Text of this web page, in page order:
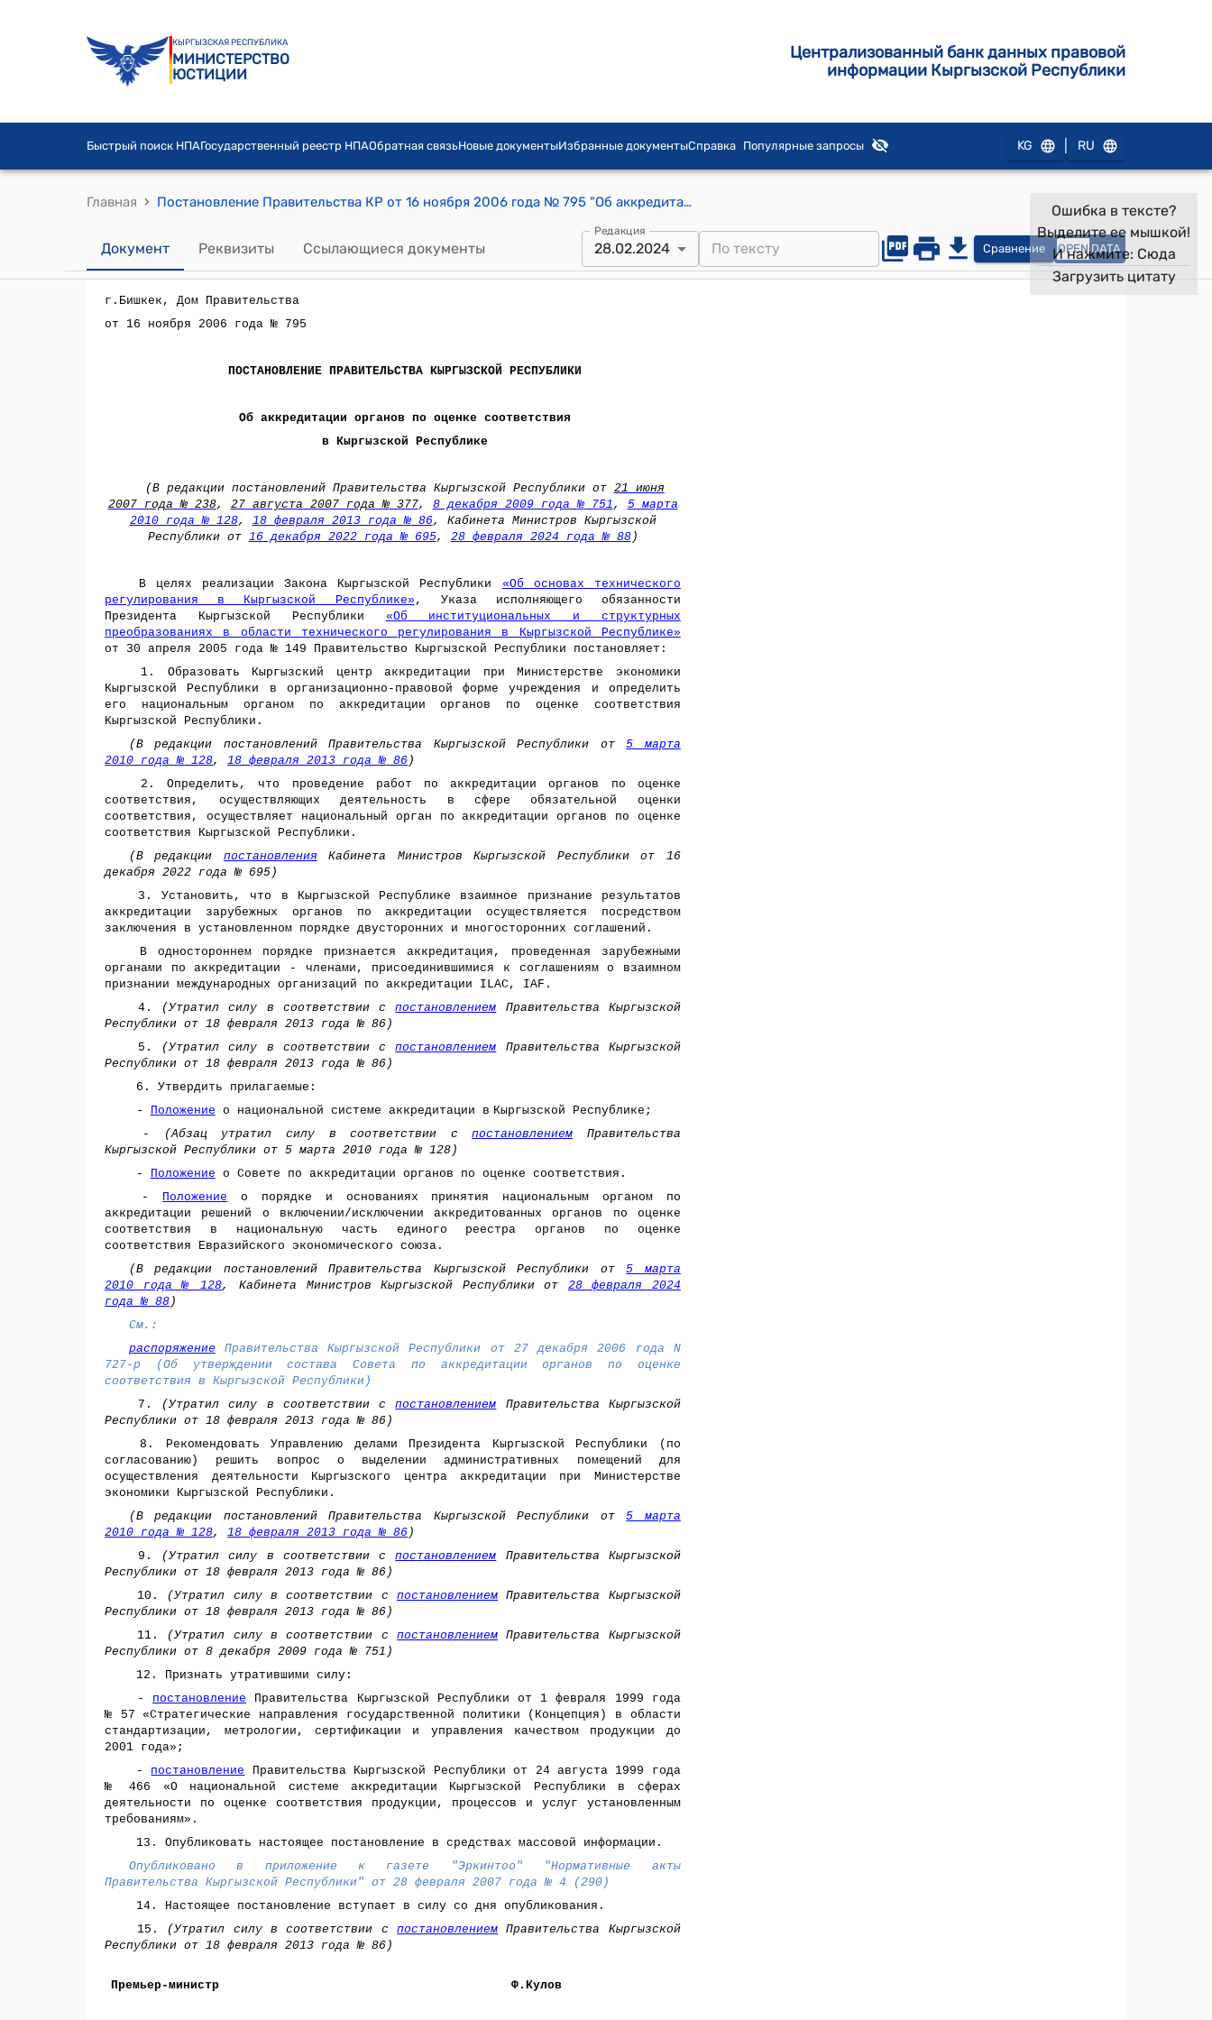
КЫРГЫЗСКАЯ РЕСПУБЛИКА
МИНИСТЕРСТВО
ЮСТИЦИИ
Централизованный банк данных правовой
информации Кыргызской Республики
Быстрый поиск НПАГосударственный реестр НПАОбратная связьНовые документыИзбранные документыСправка Популярные запросы KG RU
Главная › Постановление Правительства КР от 16 ноября 2006 года № 795 "Об аккредитации органов по оценке соответствия в Кыргызской Республике"
Документ Реквизиты Ссылающиеся документы
Редакция
28.02.2024 Сравнение OPEN DATA
Ошибка в тексте?
Выделите ее мышкой!
И нажмите: Сюда
Загрузить цитату